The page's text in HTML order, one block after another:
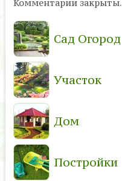
Комментарии закрыты.
Сад Огород
Участок
Дом
Постройки